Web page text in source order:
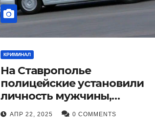
КРИМИНАЛ
На Ставрополье
полицейские установили
личность мужчины,
причастного к кражам
имущества из квартир в
АПР 22, 2025 0 COMMENTS